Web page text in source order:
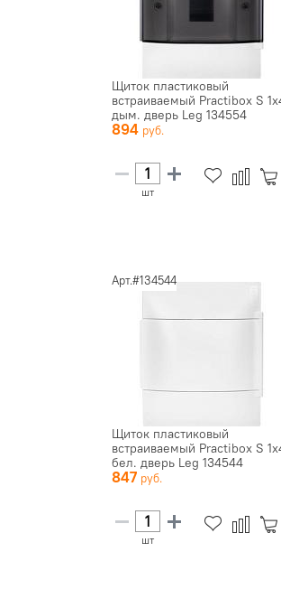
Щиток пластиковый
встраиваемый Practibox S
дым. дверь Leg 134554
894
шт
Арт.#134544
Щиток пластиковый
встраиваемый Practibox S
бел. дверь Leg 134544
847
шт